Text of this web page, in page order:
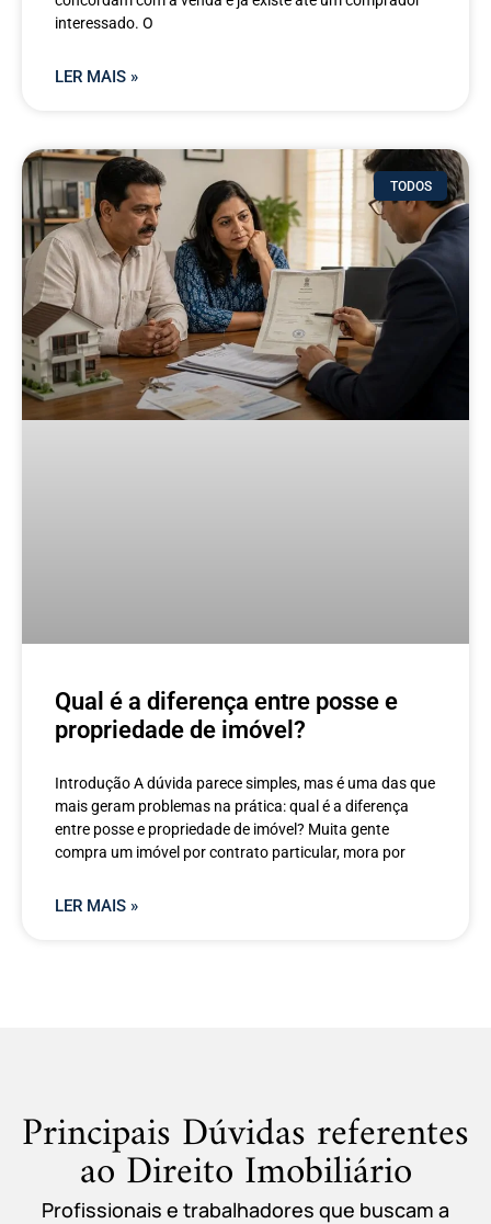
interessado. O
LER MAIS »
TODOS
Qual é a diferença entre posse e
propriedade de imóvel?
Introdução A dúvida parece simples, mas é uma das que
mais geram problemas na prática: qual é a diferença
entre posse e propriedade de imóvel? Muita gente
compra um imóvel por contrato particular, mora por
LER MAIS »
Principais Dúvidas referentes
ao Direito Imobiliário
Profissionais e trabalhadores que buscam a